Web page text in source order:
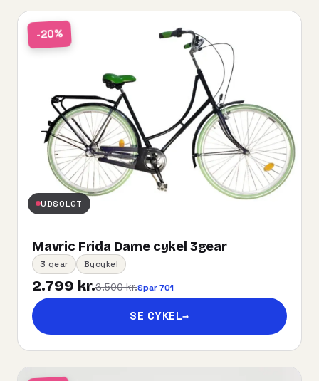
-20%
UDSOLGT
Mavric Frida Dame cykel 3gear
3 gear Bycykel
2.799 kr.3.500 kr.Spar 701
SE CYKEL→